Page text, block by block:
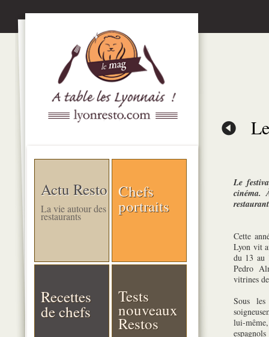
Actu Resto
La vie autour des
restaurants
Chefs
portraits
Recettes
de chefs
Tests
nouveaux
Restos
Le
cinéma.
Cette
Lyon vit
du 13 au
Pedro
vitrines
Sous
lui-